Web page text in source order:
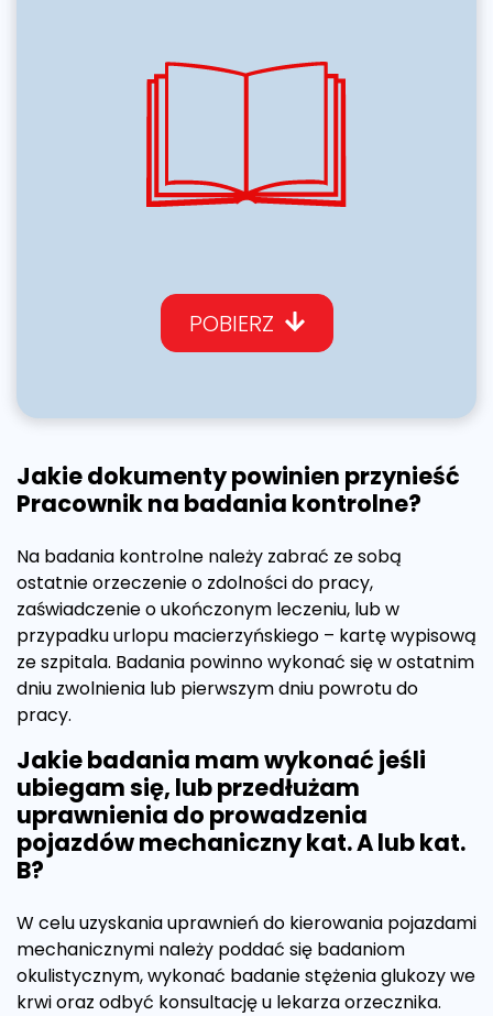
POBIERZ
Jakie dokumenty powinien przynieść
Pracownik na badania kontrolne?
Na badania kontrolne należy zabrać ze sobą
ostatnie orzeczenie o zdolności do pracy,
zaświadczenie o ukończonym leczeniu, lub w
przypadku urlopu macierzyńskiego – kartę wypisową
ze szpitala. Badania powinno wykonać się w ostatnim
dniu zwolnienia lub pierwszym dniu powrotu do
pracy.
Jakie badania mam wykonać jeśli
ubiegam się, lub przedłużam
uprawnienia do prowadzenia
pojazdów mechaniczny kat. A lub kat.
B?
W celu uzyskania uprawnień do kierowania pojazdami
mechanicznymi należy poddać się badaniom
okulistycznym, wykonać badanie stężenia glukozy we
krwi oraz odbyć konsultację u lekarza orzecznika.